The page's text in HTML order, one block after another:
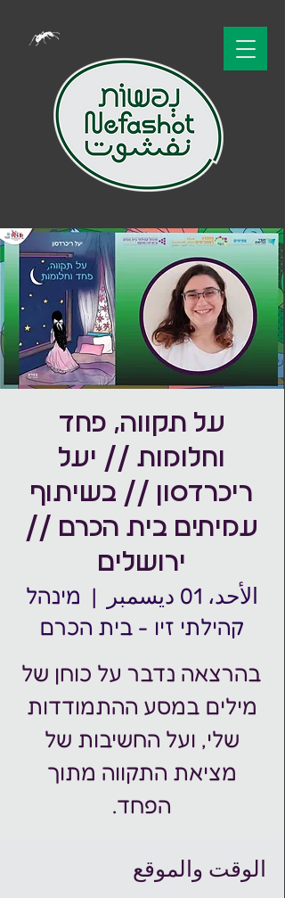
על תקווה, פחד
וחלומות // יעל
ריכרדסון // בשיתוף
עמיתים בית הכרם //
ירושלים
الأحد، 01 ديسمبر
  |
מינהל
קהילתי זיו - בית הכרם
בהרצאה נדבר על כוחן של
מילים במסע ההתמודדות
שלי, ועל החשיבות של
מציאת התקווה מתוך
הפחד.
الوقت والموقع